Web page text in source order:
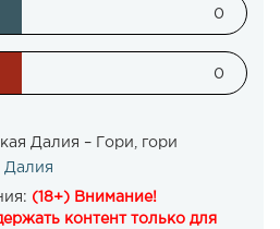
0
0
Далия – Гори, гори
Далия
(18+) Внимание!
контент только для